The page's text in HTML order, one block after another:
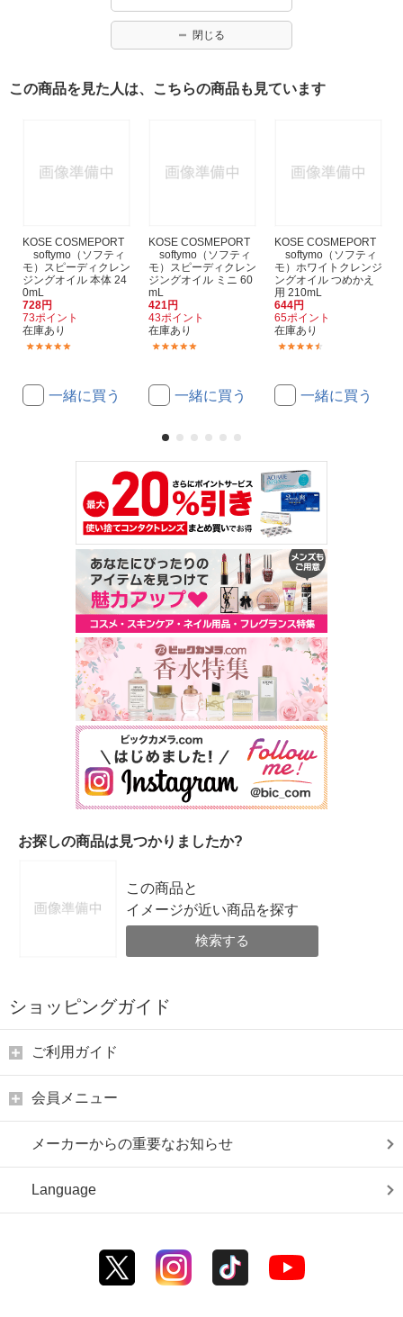
閉じる
この商品を見た人は、こちらの商品も見ています
KOSE COSMEPORT
softymo（ソフティ
モ）スピーディクレン
ジングオイル 本体 24
0mL
728円
73ポイント
在庫あり
一緒に買う
KOSE COSMEPORT
softymo（ソフティ
モ）スピーディクレン
ジングオイル ミニ 60
mL
421円
43ポイント
在庫あり
一緒に買う
KOSE COSMEPORT
softymo（ソフティ
モ）ホワイトクレンジ
ングオイル つめかえ
用 210mL
644円
65ポイント
在庫あり
一緒に買う
お探しの商品は見つかりましたか?
この商品と
イメージが近い商品を探す
検索する
ショッピングガイド
ご利用ガイド
会員メニュー
メーカーからの重要なお知らせ
Language